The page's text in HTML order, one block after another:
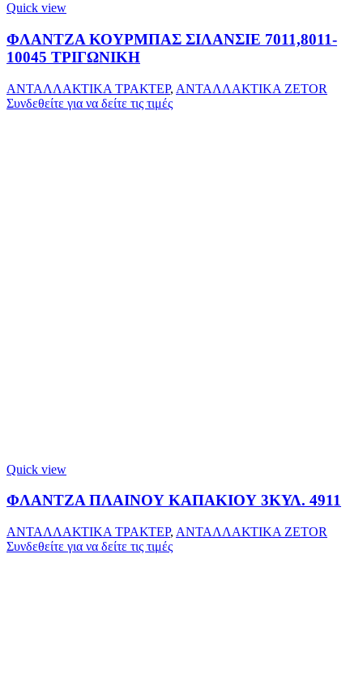
Quick view
ΦΛΑΝΤΖΑ ΚΟΥΡΜΠΑΣ ΣΙΛΑΝΣΙΕ 7011,8011-
10045 ΤΡΙΓΩΝΙΚΗ
ΑΝΤΑΛΛΑΚΤΙΚΑ ΤΡΑΚΤΕΡ, ΑΝΤΑΛΛΑΚΤΙΚΑ ZETOR
Συνδεθείτε για να δείτε τις τιμές
Quick view
ΦΛΑΝΤΖΑ ΠΛΑΙΝΟΥ ΚΑΠΑΚΙΟΥ 3ΚΥΛ. 4911
ΑΝΤΑΛΛΑΚΤΙΚΑ ΤΡΑΚΤΕΡ, ΑΝΤΑΛΛΑΚΤΙΚΑ ZETOR
Συνδεθείτε για να δείτε τις τιμές